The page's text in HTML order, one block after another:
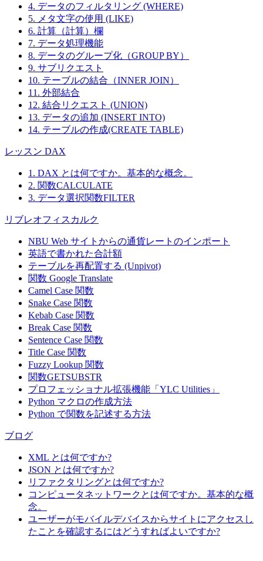
4. データのフィルタリング (WHERE)
5. メタ文字の使用 (LIKE)
6. 計算（計算）欄
7. データ処理機能
8. データのグループ化（GROUP BY）
9. サブリクエスト
10. テーブルの結合（INNER JOIN）
11. 外部結合
12. 結合リクエスト (UNION)
13. データの追加 (INSERT INTO)
14. テーブルの作成(CREATE TABLE)
レッスン DAX
1. DAX とは何ですか。基本的な概念。
2. 関数CALCULATE
3. データ選択関数FILTER
リブレオフィスカルク
NBU Web サイトからの通貨レートのインポート
英語で書かれた合計額
テーブルを再配置する (Unpivot)
関数 Google Translate
Camel Case 関数
Snake Case 関数
Kebab Case 関数
Break Case 関数
Sentence Case 関数
Title Case 関数
Fuzzy Lookup 関数
関数GETSUBSTR
プロフェッショナル拡張機能「YLC Utilities」
Python マクロの作成方法
Python で関数を記述する方法
ブログ
XML とは何ですか?
JSON とは何ですか?
リファクタリングとは何ですか?
コンピュータネットワークとは何ですか。基本的な概
念。
ユーザーがモバイルデバイスからサイトにアクセスし
たことを確認するにはどうすればよいですか?